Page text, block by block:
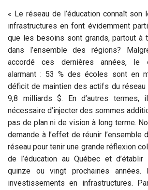
« Le réseau de l’éducation connaît son
infrastructures en font évidemment
que les besoins sont grands, partout à
dans l’ensemble des régions?
accordé ces dernières années, le
alarmant : 53 % des écoles sont en
déficit de maintien des actifs du réseau
9,8 milliards $. En d’autres termes,
nécessaire d’injecter des sommes
pas de plan ni de vision à long terme.
demande à l’effet de réunir l’ensemble
réseau pour tenir une grande réflexion
de l’éducation au Québec et
quinze ou vingt prochaines
investissements en infrastructures.